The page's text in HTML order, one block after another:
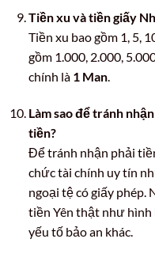
Tiền xu và tiền giấy
Tiền xu bao gồm 1, 5,
gồm 1.000, 2.000,
chính là 1 Man.
Làm sao để tránh
tiền?
Để tránh nhận phải
chức tài chính uy tín
ngoại tệ có giấy phép.
tiền Yên thật như hình
yếu tố bảo an khác.